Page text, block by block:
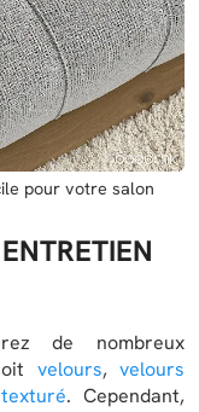
pour votre salon
de nombreux
velours,velours
texturé. Cependant,